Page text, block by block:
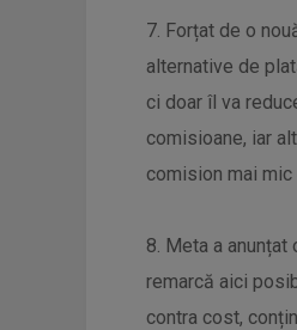
7. Forțat de o
alternative de
ci doar îl va
comisioane, iar
comision mai mic
8. Meta a
remarcă aici
contra cost,